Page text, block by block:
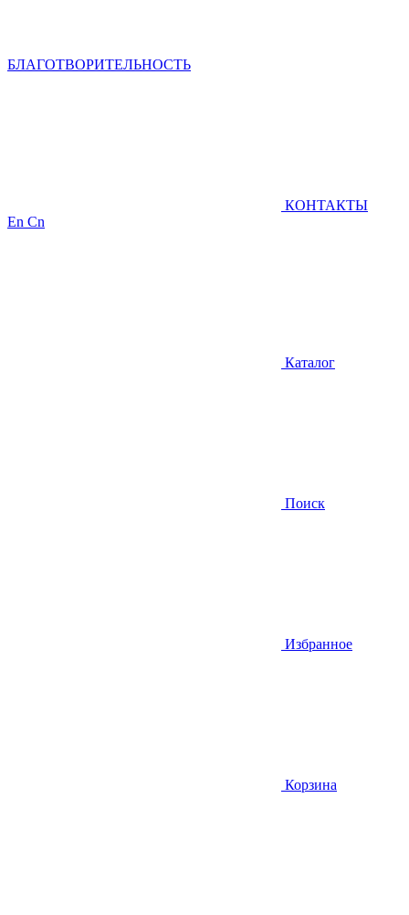
БЛАГОТВОРИТЕЛЬНОСТЬ
КОНТАКТЫ
En Cn
Каталог
Поиск
Избранное
Корзина